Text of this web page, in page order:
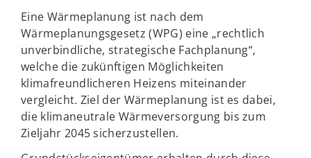
Eine Wärmeplanung ist nach dem
Wärmeplanungsgesetz (WPG) eine „rechtlich
unverbindliche, strategische Fachplanung“,
welche die zukünftigen Möglichkeiten
klimafreundlicheren Heizens miteinander
vergleicht. Ziel der Wärmeplanung ist es dabei,
die klimaneutrale Wärmeversorgung bis zum
Zieljahr 2045 sicherzustellen.